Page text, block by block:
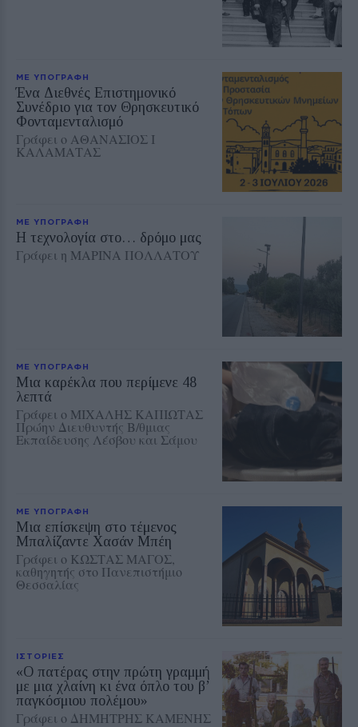
ΜΕ ΥΠΟΓΡΑΦΗ
Ένα Διεθνές Επιστημονικό
Συνέδριο για τον Θρησκευτικό
Φονταμενταλισμό
Γράφει ο ΑΘΑΝΑΣΙΟΣ Ι
ΚΑΛΑΜΑΤΑΣ
ΜΕ ΥΠΟΓΡΑΦΗ
Η τεχνολογία στο… δρόμο μας
Γράφει η ΜΑΡΙΝΑ ΠΟΛΛΑΤΟΥ
ΜΕ ΥΠΟΓΡΑΦΗ
Μια καρέκλα που περίμενε 48
λεπτά
Γράφει ο ΜΙΧΑΛΗΣ ΚΑΠΙΩΤΑΣ
Πρώην Διευθυντής Β/θμιας
Εκπαίδευσης Λέσβου και Σάμου
ΜΕ ΥΠΟΓΡΑΦΗ
Μια επίσκεψη στο τέμενος
Μπαλίζαντε Χασάν Μπέη
Γράφει ο ΚΩΣΤΑΣ ΜΑΓΟΣ,
καθηγητής στο Πανεπιστήμιο
Θεσσαλίας
ΙΣΤΟΡΙΕΣ
«Ο πατέρας στην πρώτη γραμμή
με μια χλαίνη κι ένα όπλο του β’
παγκόσμιου πολέμου»
Γράφει ο ΔΗΜΗΤΡΗΣ ΚΑΜΕΝΗΣ